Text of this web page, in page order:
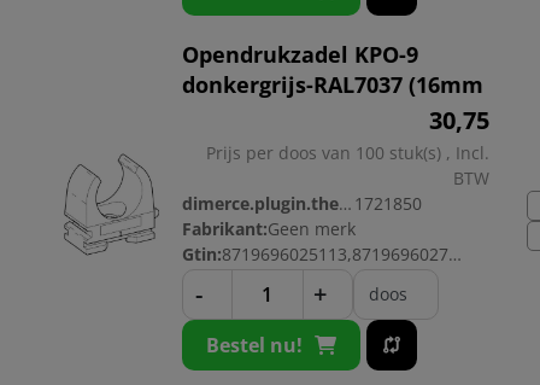
Opendrukzadel KPO-9
donkergrijs-RAL7037 (16mm
30,75
Prijs per doos van 100 stuk(s) , Incl.
BTW
dimerce.plugin.theme.productnr: 1721850
Fabrikant:Geen merk
Gtin:
8719696025113,8719696027537
- + doos
Bestel nu!